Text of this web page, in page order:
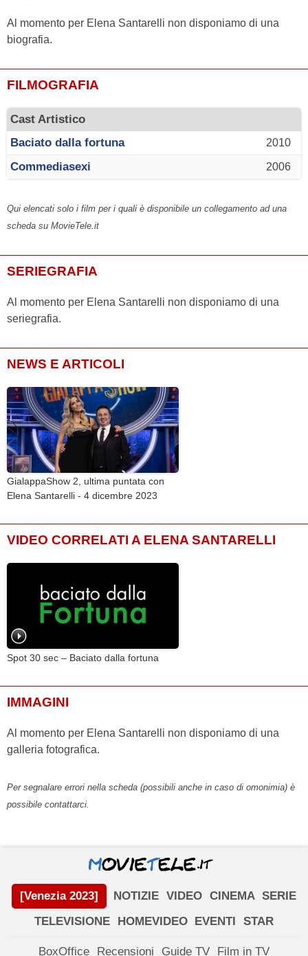
Al momento per Elena Santarelli non disponiamo di una
biografia.
FILMOGRAFIA
Cast Artistico
2010
Baciato dalla fortuna
2006
Commediasexi
Qui elencati solo i film per i quali è disponibile un collegamento ad una
scheda su MovieTele.it
SERIEGRAFIA
Al momento per Elena Santarelli non disponiamo di una
seriegrafia.
NEWS E ARTICOLI
GialappaShow 2, ultima puntata con
Elena Santarelli - 4 dicembre 2023
VIDEO CORRELATI A ELENA SANTARELLI
Spot 30 sec – Baciato dalla fortuna
IMMAGINI
Al momento per Elena Santarelli non disponiamo di una
galleria fotografica.
Per segnalare errori nella scheda (possibili anche in caso di omonimia) è
possibile contattarci.
[Venezia 2023] NOTIZIE VIDEO CINEMA SERIE
TELEVISIONE
HOMEVIDEO EVENTI STAR
BoxOffice Recensioni Guide TV Film in TV